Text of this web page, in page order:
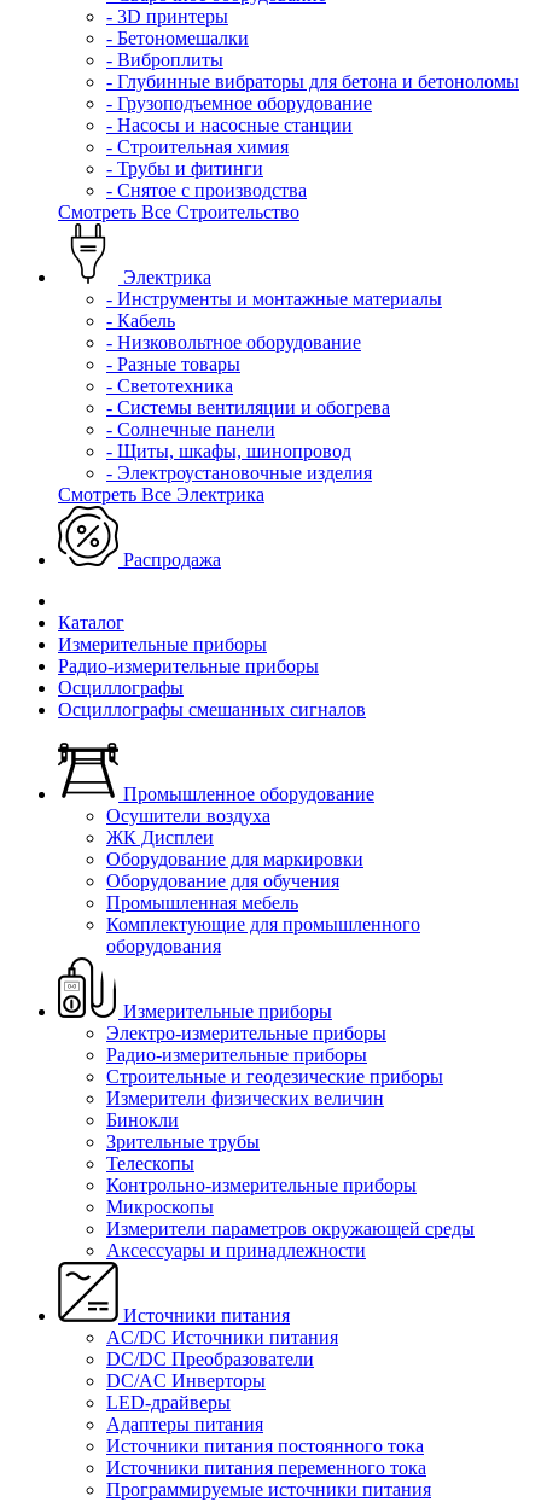
- 3D принтеры
- Бетономешалки
- Виброплиты
- Глубинные вибраторы для бетона и бетоноломы
- Грузоподъемное оборудование
- Насосы и насосные станции
- Строительная химия
- Трубы и фитинги
- Снятое с производства
Смотреть Все Строительство
Электрика
- Инструменты и монтажные материалы
- Кабель
- Низковольтное оборудование
- Разные товары
- Светотехника
- Системы вентиляции и обогрева
- Солнечные панели
- Щиты, шкафы, шинопровод
- Электроустановочные изделия
Смотреть Все Электрика
Распродажа
Каталог
Измерительные приборы
Радио-измерительные приборы
Осциллографы
Осциллографы смешанных сигналов
Промышленное оборудование
Осушители воздуха
ЖК Дисплеи
Оборудование для маркировки
Оборудование для обучения
Промышленная мебель
Комплектующие для промышленного
оборудования
Измерительные приборы
Электро-измерительные приборы
Радио-измерительные приборы
Строительные и геодезические приборы
Измерители физических величин
Бинокли
Зрительные трубы
Телескопы
Контрольно-измерительные приборы
Микроскопы
Измерители параметров окружающей среды
Аксессуары и принадлежности
Источники питания
AC/DC Источники питания
DC/DC Преобразователи
DC/AC Инверторы
LED-драйверы
Адаптеры питания
Источники питания постоянного тока
Источники питания переменного тока
Программируемые источники питания